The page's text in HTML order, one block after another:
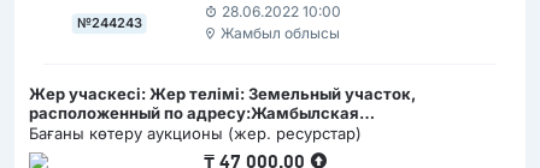
№244243
28.06.2022 10:00
Жамбыл облысы
Жер учаскесі: Жер телімі: Земельный участок,
расположенный по адресу:Жамбылская
область,Кордайский район, село Карасу, ул. Нурлы жол,
№3 Б / Жамбыл облысы, Қордай ауданы, Қарасу ауылы,
Бағаны көтеру аукционы (жер. ресурстар)
₸47 000,00